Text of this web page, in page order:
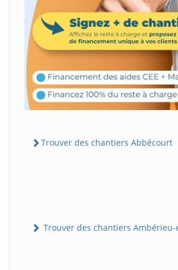
Trouver des chantiers Abbécourt
Trouver des chantiers Ambérieu-